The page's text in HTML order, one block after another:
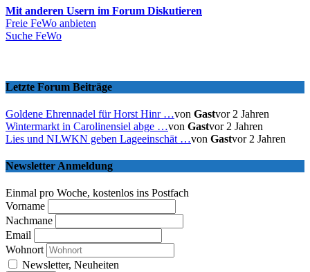
Mit anderen Usern im Forum Diskutieren
Freie FeWo anbieten
Suche FeWo
Letzte Forum Beiträge
Goldene Ehrennadel für Horst Hinr …von Gastvor 2 Jahren
Wintermarkt in Carolinensiel abge …von Gastvor 2 Jahren
Lies und NLWKN geben Lageeinschät …von Gastvor 2 Jahren
Newsletter Anmeldung
Einmal pro Woche, kostenlos ins Postfach
Vorname
Nachmane
Email
Wohnort
Newsletter, Neuheiten